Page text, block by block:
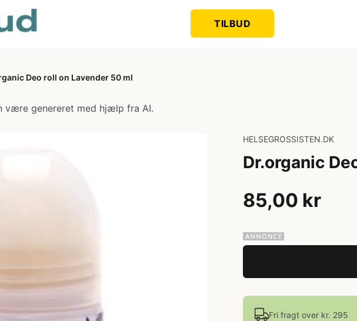
TILBUD
Deo roll on Lavender 50 ml
være genereret med hjælp fra AI.
HELSEGROSSISTEN.DK
Dr.organic
85,00 kr
Fri fragt over kr. 295